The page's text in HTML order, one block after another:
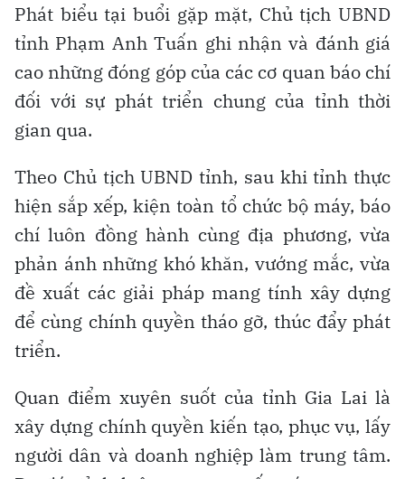
Phát biểu tại buổi gặp mặt, Chủ tịch UBND
tỉnh Phạm Anh Tuấn ghi nhận và đánh giá
cao những đóng góp của các cơ quan báo chí
đối với sự phát triển chung của tỉnh thời
gian qua.
Theo Chủ tịch UBND tỉnh, sau khi tỉnh thực
hiện sắp xếp, kiện toàn tổ chức bộ máy, báo
chí luôn đồng hành cùng địa phương, vừa
phản ánh những khó khăn, vướng mắc, vừa
đề xuất các giải pháp mang tính xây dựng
để cùng chính quyền tháo gỡ, thúc đẩy phát
triển.
Quan điểm xuyên suốt của tỉnh Gia Lai là
xây dựng chính quyền kiến tạo, phục vụ, lấy
người dân và doanh nghiệp làm trung tâm.